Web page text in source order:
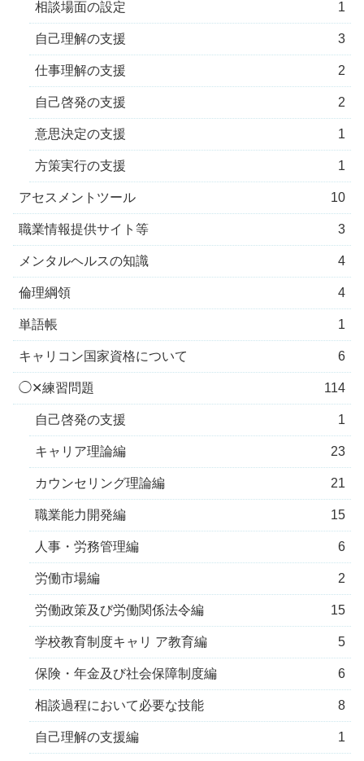
相談場面の設定 1
自己理解の支援 3
仕事理解の支援 2
自己啓発の支援 2
意思決定の支援 1
方策実行の支援 1
アセスメントツール 10
職業情報提供サイト等 3
メンタルヘルスの知識 4
倫理綱領 4
単語帳 1
キャリコン国家資格について 6
◯✕練習問題 114
自己啓発の支援 1
キャリア理論編 23
カウンセリング理論編 21
職業能力開発編 15
人事・労務管理編 6
労働市場編 2
労働政策及び労働関係法令編 15
学校教育制度キャリ ア教育編 5
保険・年金及び社会保障制度編 6
相談過程において必要な技能 8
自己理解の支援編 1